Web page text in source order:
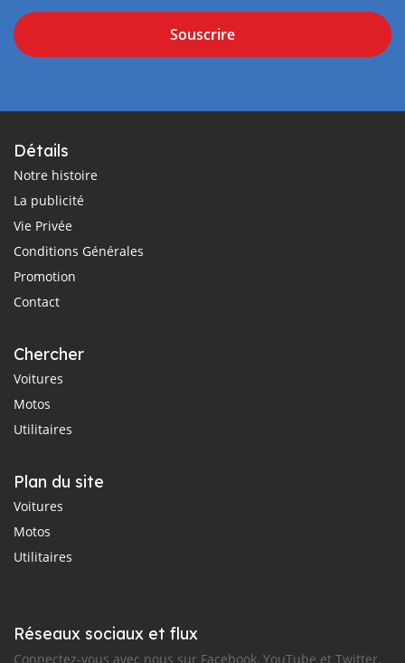
Souscrire
Détails
Notre histoire
La publicité
Vie Privée
Conditions Générales
Promotion
Contact
Chercher
Voitures
Motos
Utilitaires
Plan du site
Voitures
Motos
Utilitaires
Réseaux sociaux et flux
Connectez-vous avec nous sur Facebook, YouTube et Twitter.